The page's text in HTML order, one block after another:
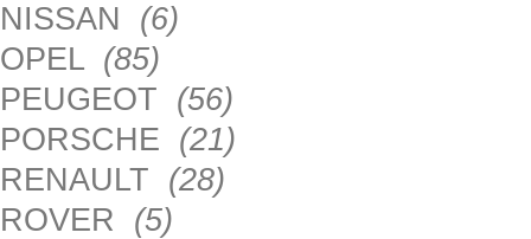
NISSAN (6)
OPEL (85)
PEUGEOT (56)
PORSCHE (21)
RENAULT (28)
ROVER (5)